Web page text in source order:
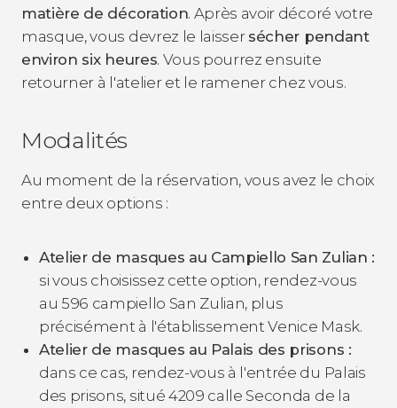
matière de décoration. Après avoir décoré votre
masque, vous devrez le laisser sécher pendant
environ six heures. Vous pourrez ensuite
retourner à l'atelier et le ramener chez vous.
Modalités
Au moment de la réservation, vous avez le choix
entre deux options :
Atelier de masques au Campiello San Zulian :
si vous choisissez cette option, rendez-vous
au 596 campiello San Zulian, plus
précisément à l'établissement Venice Mask.
Atelier de masques au Palais des prisons :
dans ce cas, rendez-vous à l'entrée du Palais
des prisons, situé 4209 calle Seconda de la